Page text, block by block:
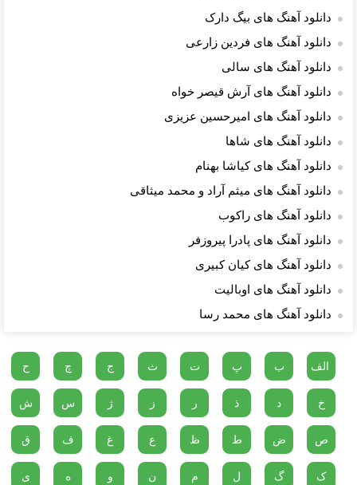
دانلود آهنگ های بیگ دارک
دانلود آهنگ های فردین زارعی
دانلود آهنگ های سالی
دانلود آهنگ های آرش قیصر خواه
دانلود آهنگ های امیرحسین عزیزی
دانلود آهنگ های شاها
دانلود آهنگ های کیاشا بهنام
دانلود آهنگ های میثم آراد و محمد میثاقی
دانلود آهنگ های راکوب
دانلود آهنگ های پادرا پیروزفر
دانلود آهنگ های کیان کبیری
دانلود آهنگ های اوبالیت
دانلود آهنگ های محمد رسا
الف ب پ ت ث ج چ ح
خ د ذ ر ز ژ س ش
ص ض ط ظ ع غ ف ق
ک گ ل م ن و ه ی